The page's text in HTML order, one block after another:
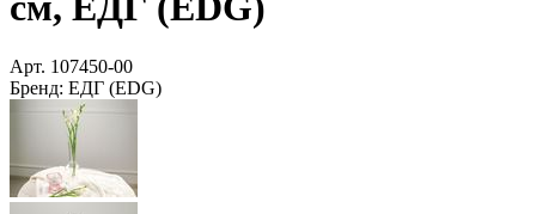
Арт. 107450-00
Бренд: ЕДГ (EDG)